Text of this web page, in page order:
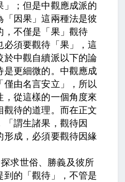
」；但是中觀應成派的
「因果」這兩種法是彼
，不僅是「果」觀待
必須要觀待「果」，這
於中觀自續派以下的論
是更細微的。中觀應成
僅由名言安立」，所以
，從這樣的一個角度來
觀待的道理。而在正文
「謂生諸果，觀待因
形成，必須要觀待因緣
求世俗、勝義及彼所
到的「觀待」，不管是